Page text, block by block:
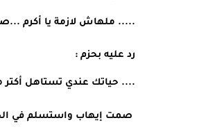
..... ملهاش لازمة يا أكرم
رد عليه بحزم :
.... حياتك عندي تستاهل أكتر